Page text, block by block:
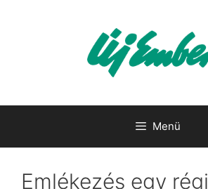
Menü
Emlékezés egy régi